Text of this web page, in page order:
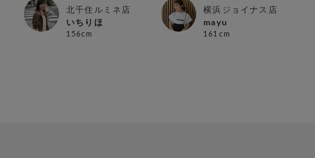
北千住ルミネ店
いちりほ
156cm
横浜ジョイナス店
mayu
161cm